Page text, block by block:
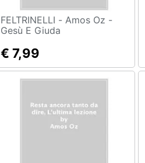
FELTRINELLI - Amos Oz -
Gesù E Giuda
€ 7,99